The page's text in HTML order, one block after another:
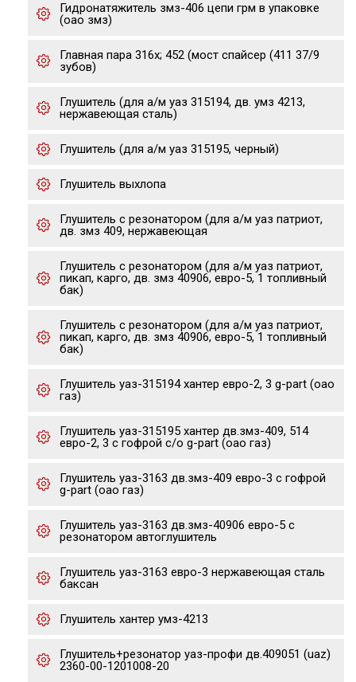
Гидронатяжитель змз-406 цепи грм в упаковке
(оао змз)
Главная пара 316х; 452 (мост спайсер (411 37/9
зубов)
Глушитель (для а/м уаз 315194, дв. умз 4213,
нержавеющая сталь)
Глушитель (для а/м уаз 315195, черный)
Глушитель выхлопа
Глушитель с резонатором (для а/м уаз патриот,
дв. змз 409, нержавеющая
Глушитель с резонатором (для а/м уаз патриот,
пикап, карго, дв. змз 40906, евро-5, 1 топливный
бак)
Глушитель с резонатором (для а/м уаз патриот,
пикап, карго, дв. змз 40906, евро-5, 1 топливный
бак)
Глушитель уаз-315194 хантер евро-2, 3 g-part (оао
газ)
Глушитель уаз-315195 хантер дв.змз-409, 514
евро-2, 3 с гофрой с/о g-part (оао газ)
Глушитель уаз-3163 дв.змз-409 евро-3 с гофрой
g-part (оао газ)
Глушитель уаз-3163 дв.змз-40906 евро-5 с
резонатором автоглушитель
Глушитель уаз-3163 евро-3 нержавеющая сталь
баксан
Глушитель хантер умз-4213
Глушитель+резонатор уаз-профи дв.409051 (uaz)
2360-00-1201008-20